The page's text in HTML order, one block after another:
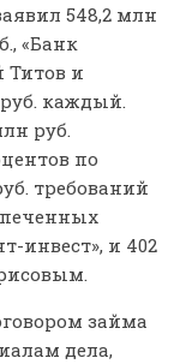
548,2 млн
«Банк
Титов и
каждый.
руб.
по
требований
инвест», и 402
займа
дела,